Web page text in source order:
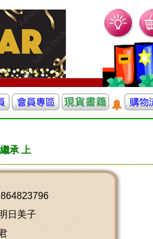
承 上
日美子